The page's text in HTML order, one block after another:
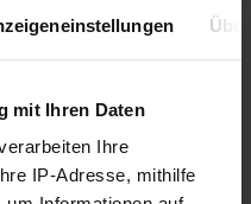
mit Ihren Daten
Ihre
IP-Adresse, mithilfe
1x HDMI
2.1b